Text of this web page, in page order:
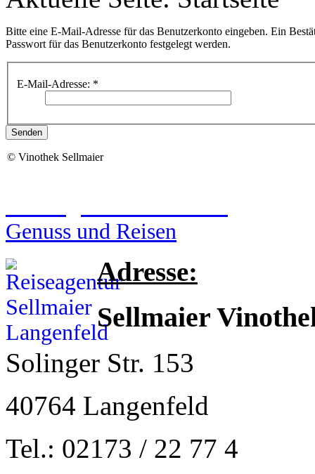
Bitte eine E-Mail-Adresse für das Benutzerkonto eingeben. Ein
Passwort für das Benutzerkonto festgelegt werden.
E-Mail-Adresse: *
Senden
© Vinothek Sellmaier
Genuss und Reisen
Adresse:
Sellmaier
Solinger Str. 153
40764 Langenfeld
Tel.: 02173 / 22 77 4